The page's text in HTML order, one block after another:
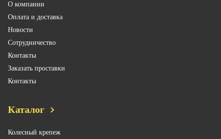
О компании
Оплата и доставка
Новости
Сотрудничество
Контакты
Заказать проставки
Контакты
Каталог
Колесный крепеж